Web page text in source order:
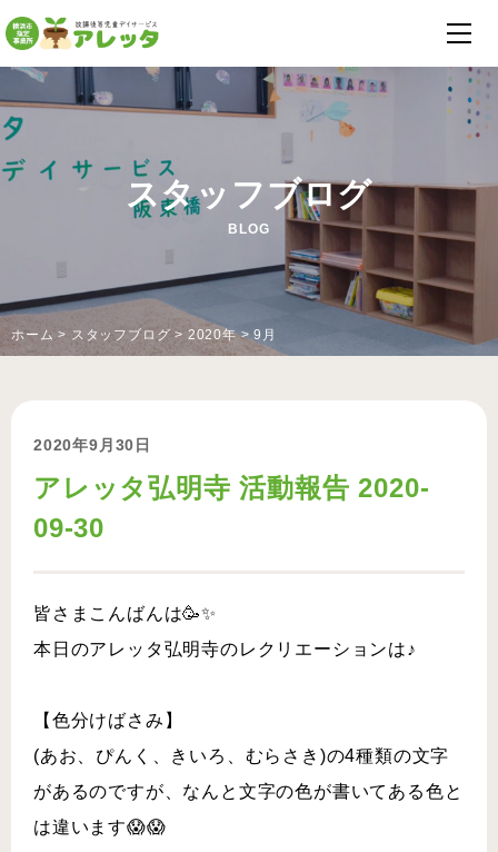
スタッフブログ
BLOG
ホーム > スタッフブログ> 2020年>9月
2020年9月30日
アレッタ弘明寺 活動報告 2020-
09-30
皆さまこんばんは🥳✨
本日のアレッタ弘明寺のレクリエーションは♪
【色分けばさみ】
(あお、ぴんく、きいろ、むらさき)の4種類の文字
があるのですが、なんと文字の色が書いてある色と
は違います😱😱